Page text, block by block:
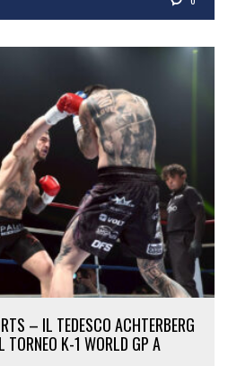
TORNEO K-1 WORLD GP A